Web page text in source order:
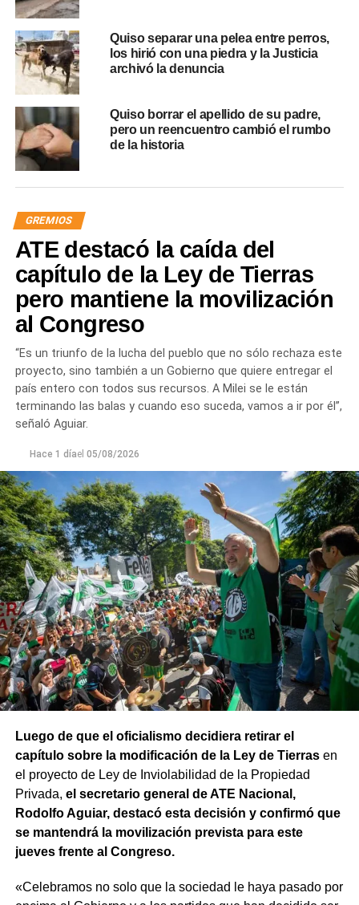
Quiso separar una pelea entre perros,
los hirió con una piedra y la Justicia
archivó la denuncia
Quiso borrar el apellido de su padre,
pero un reencuentro cambió el rumbo
de la historia
GREMIOS
ATE destacó la caída del
capítulo de la Ley de Tierras
pero mantiene la movilización
al Congreso
“Es un triunfo de la lucha del pueblo que no sólo rechaza este
proyecto, sino también a un Gobierno que quiere entregar el
país entero con todos sus recursos. A Milei se le están
terminando las balas y cuando eso suceda, vamos a ir por él”,
señaló Aguiar.
Hace 1 díael 05/08/2026
Luego de que el oficialismo decidiera retirar el
capítulo sobre la modificación de la Ley de Tierrasen
el proyecto de Ley de Inviolabilidad de la Propiedad
Privada, el secretario general de ATE Nacional,
Rodolfo Aguiar, destacó esta decisión y confirmó que
se mantendrá la movilización prevista para este
jueves frente al Congreso.
«Celebramos no solo que la sociedad le haya pasado por